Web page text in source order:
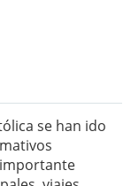
se han ido